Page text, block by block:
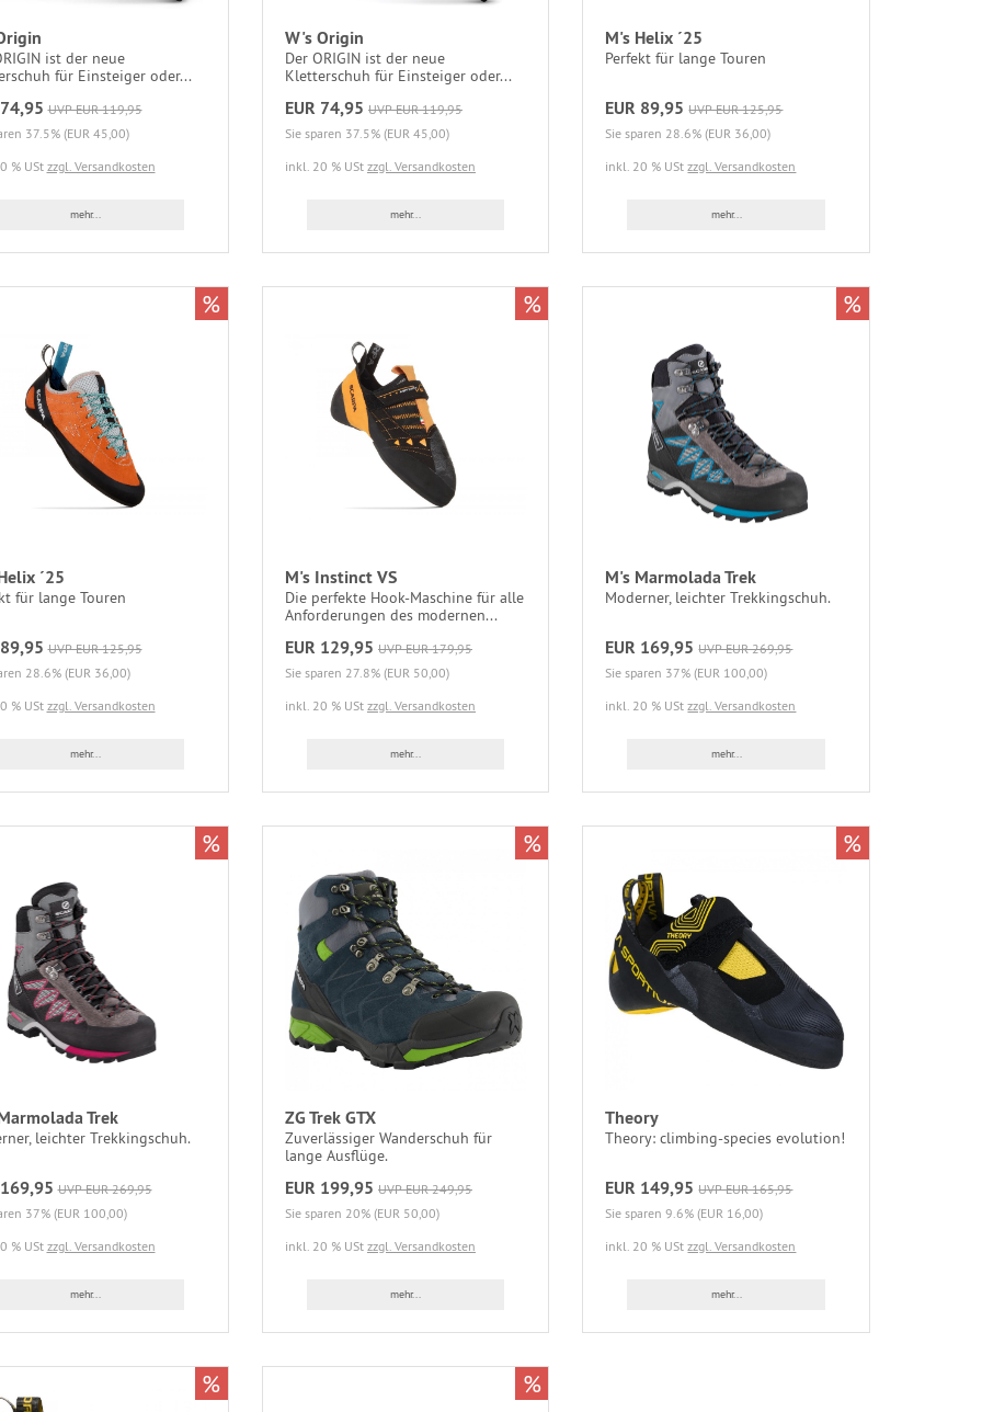
ist der neue
für Einsteiger oder...
UVP EUR 119,95
37.5% (EUR 45,00)
% UStzzgl. Versandkosten
mehr...
W's Origin
Der ORIGIN ist der neue
Kletterschuh für Einsteiger oder...
EUR 74,95 UVP EUR 119,95
Sie sparen 37.5% (EUR 45,00)
inkl. 20 % USt zzgl. Versandkosten
mehr...
M's Helix ´25
Perfekt für lange Touren
EUR 89,95 UVP EUR 125,95
Sie sparen 28.6% (EUR 36,00)
inkl. 20 % UStzzgl. Versandkosten
mehr...
´25
für lange Touren
UVP EUR 125,95
28.6% (EUR 36,00)
% UStzzgl. Versandkosten
mehr...
%
M's Instinct VS
Die perfekte Hook-Maschine für alle
Anforderungen des modernen...
EUR 129,95 UVP EUR 179,95
Sie sparen 27.8% (EUR 50,00)
inkl. 20 % USt zzgl. Versandkosten
mehr...
%
M's Marmolada Trek
Moderner, leichter Trekkingschuh.
EUR 169,95 UVP EUR 269,95
Sie sparen 37% (EUR 100,00)
inkl. 20 % UStzzgl. Versandkosten
mehr...
%
Trek
leichter Trekkingschuh.
UVP EUR 269,95
37% (EUR 100,00)
% UStzzgl. Versandkosten
mehr...
%
ZG Trek GTX
Zuverlässiger Wanderschuh für
lange Ausflüge.
EUR 199,95 UVP EUR 249,95
Sie sparen 20% (EUR 50,00)
inkl. 20 % USt zzgl. Versandkosten
mehr...
%
Theory
Theory: climbing-species evolution!
EUR 149,95 UVP EUR 165,95
Sie sparen 9.6% (EUR 16,00)
inkl. 20 % UStzzgl. Versandkosten
mehr...
%
% %